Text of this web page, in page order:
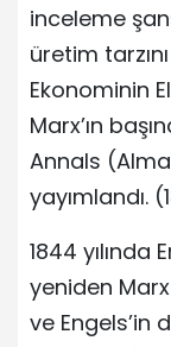
inceleme
üretim
Ekonominin
Marx’ın
Annals
yayımlandı.
1844 yılında
yeniden
ve Engels’in